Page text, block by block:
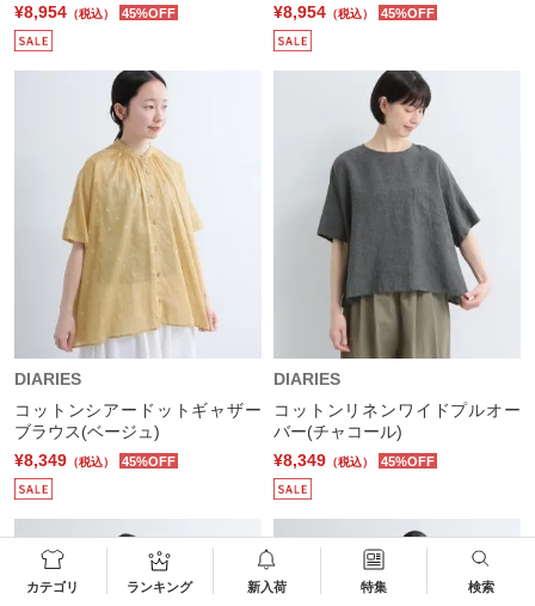
カテゴリ ランキング 新入荷 特集 検索
¥8,954 （税込） 45%OFF
¥8,954 （税込） 45%OFF
DIARIES
コットンシアードットギャザー
ブラウス(ベージュ)
¥8,349 （税込） 45%OFF
DIARIES
コットンリネンワイドプルオー
バー(チャコール)
¥8,349 （税込） 45%OFF